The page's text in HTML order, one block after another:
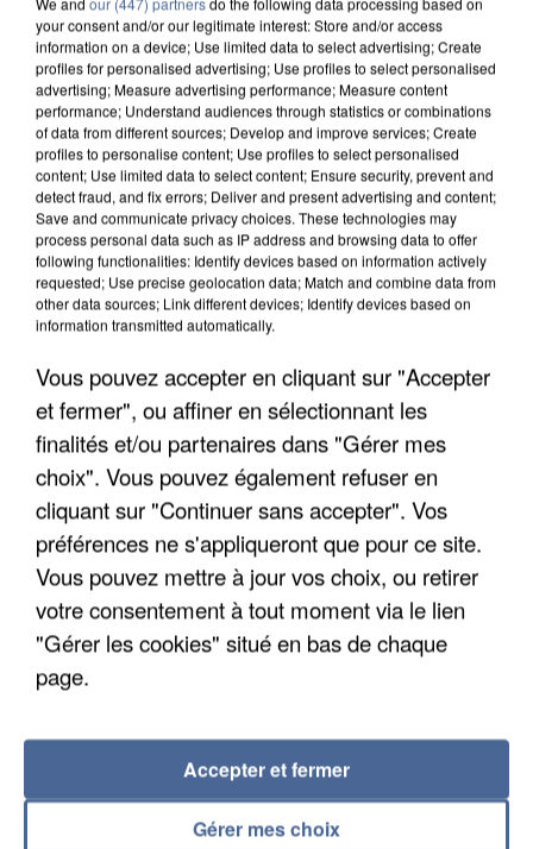
DE FAUNE SAUVAGE SONT...
L’UN DES FONDATEURS SUPPOSÉS DE LA DZ
MAFIA INTERPELLÉ EN ALGÉRIE
your consent and/or our legitimate interest: Store and/or access
information on a device; Use limited data to select advertising; Create
profiles for personalised advertising; Use profiles to select personalised
advertising; Measure advertising performance; Measure content
performance; Understand audiences through statistics or combinations
of data from different sources; Develop and improve services; Create
profiles to personalise content; Use profiles to select personalised
content; Use limited data to select content; Ensure security, prevent and
detect fraud, and fix errors; Deliver and present advertising and content;
Save and communicate privacy choices. These technologies may
process personal data such as IP address and browsing data to offer
following functionalities: Identify devices based on information actively
requested; Use precise geolocation data; Match and combine data from
other data sources; Link different devices; Identify devices based on
information transmitted automatically.
Vous pouvez accepter en cliquant sur "Accepter
et fermer", ou affiner en sélectionnant les
finalités et/ou partenaires dans "Gérer mes
choix". Vous pouvez également refuser en
cliquant sur "Continuer sans accepter". Vos
préférences ne s'appliqueront que pour ce site.
Vous pouvez mettre à jour vos choix, ou retirer
votre consentement à tout moment via le lien
"Gérer les cookies" situé en bas de chaque
page.
Gérer mes choix
Accepter et fermer